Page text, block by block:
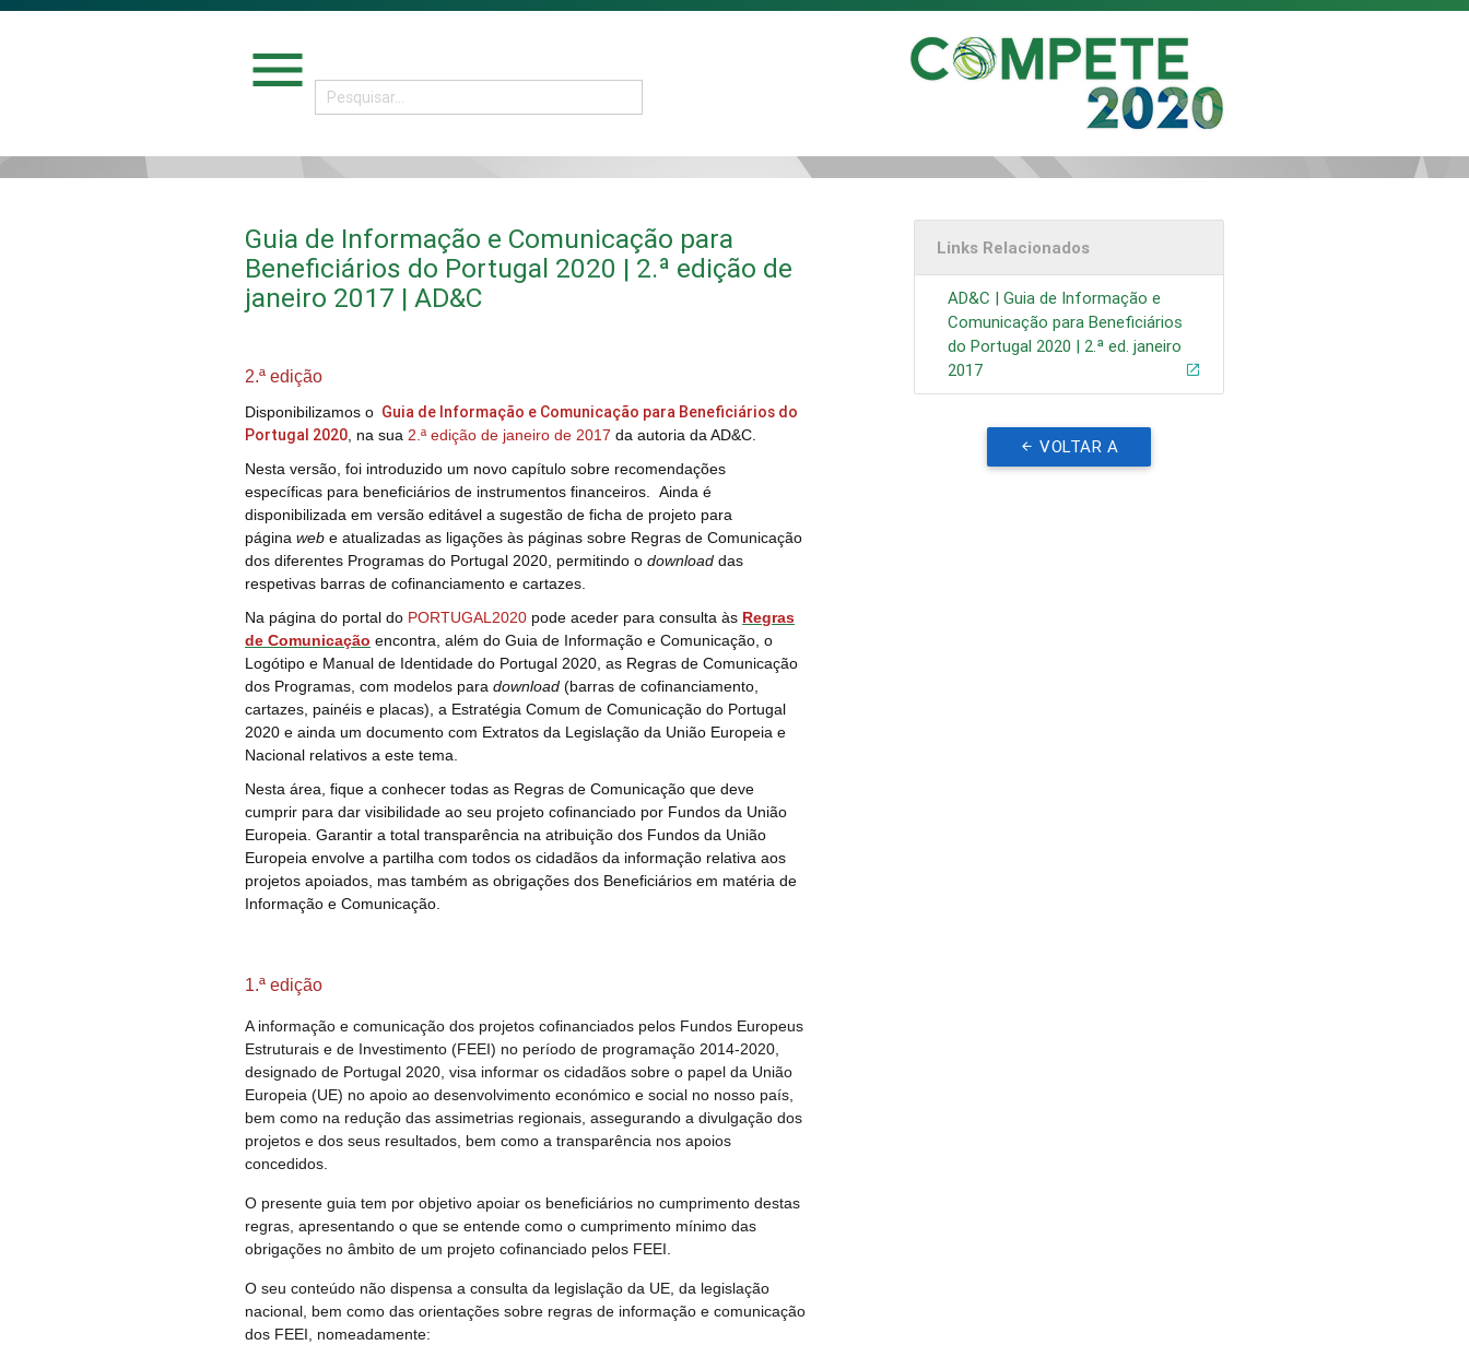
menu
Guia de Informação e Comunicação para
Beneficiários do Portugal 2020 | 2.ª edição de
janeiro 2017 | AD&C
2.ª edição
Disponibilizamos o Guia de Informação e Comunicação para Beneficiários do
Portugal 2020, na sua2.ª edição de janeiro de 2017 da autoria da AD&C.
Nesta versão, foi introduzido um novo capítulo sobre recomendações
específicas para beneficiários de instrumentos financeiros.Ainda é
disponibilizada em versão editável a sugestão de ficha de projeto para
páginawebe atualizadas as ligações às páginas sobre Regras de Comunicação
dos diferentes Programas do Portugal 2020, permitindo odownload das
respetivas barras de cofinanciamento e cartazes.
Na página do portal do PORTUGAL2020 pode aceder para consulta às Regras
de Comunicação encontra, além do Guia de Informação e Comunicação, o
Logótipo e Manual de Identidade do Portugal 2020, as Regras de Comunicação
dos Programas, com modelos paradownload(barras de cofinanciamento,
cartazes, painéis e placas), a Estratégia Comum de Comunicação do Portugal
2020 e ainda um documento com Extratos da Legislação da União Europeia e
Nacional relativos a este tema.
Nesta área, fique a conhecer todas as Regras de Comunicação que deve
cumprir para dar visibilidade ao seu projeto cofinanciado por Fundos da União
Europeia.Garantir a total transparência na atribuição dos Fundos da União
Europeia envolve a partilha com todos os cidadãos da informação relativa aos
projetos apoiados, mas também as obrigações dos Beneficiários em matéria de
Informação e Comunicação.
1.ª edição
A informação e comunicação dos projetos cofinanciados pelos Fundos Europeus
Estruturais e de Investimento (FEEI) no período de programação 2014-2020,
designado de Portugal 2020, visa informar os cidadãos sobre o papel da União
Europeia(UE) no apoio ao desenvolvimento económico e social no nosso país,
bem como na redução das assimetrias regionais,assegurando a divulgação dos
projetos e dos seus resultados, bem como a transparência nos apoios
concedidos.
O presente guia tem por objetivo apoiar os beneficiários no cumprimento destas
regras, apresentando o que se entende comoo cumprimento mínimo das
obrigações no âmbito de um projeto cofinanciado pelos FEEI.
O seu conteúdo não dispensa a consulta da legislação da UE, da legislação
nacional, bem como das orientações sobre regras de informação e comunicação
dos FEEI, nomeadamente:
Links Relacionados
AD&C | Guia de Informação e
Comunicação para Beneficiários
do Portugal 2020 | 2.ª ed. janeiro
2017
VOLTAR A